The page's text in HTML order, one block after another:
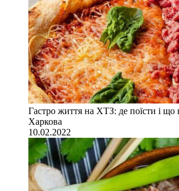
Гастро життя на ХТЗ: де поїсти і що
Харкова
10.02.2022